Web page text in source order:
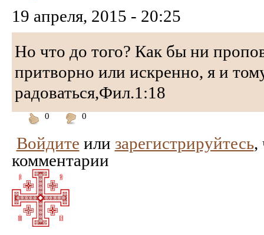
19 апреля, 2015 - 20:25
Но что до того? Как бы ни
притворно или искренно, я и
радоваться,Фил.1:18
0
понравилось
0
Войдите или зарегистрируйтесь,
комментарии